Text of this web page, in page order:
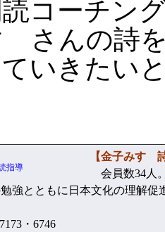
コーチン
さんの詩
いきたい
指導
【金子みすゞ
会員数34人
強とともに日本文化の理解
・6746